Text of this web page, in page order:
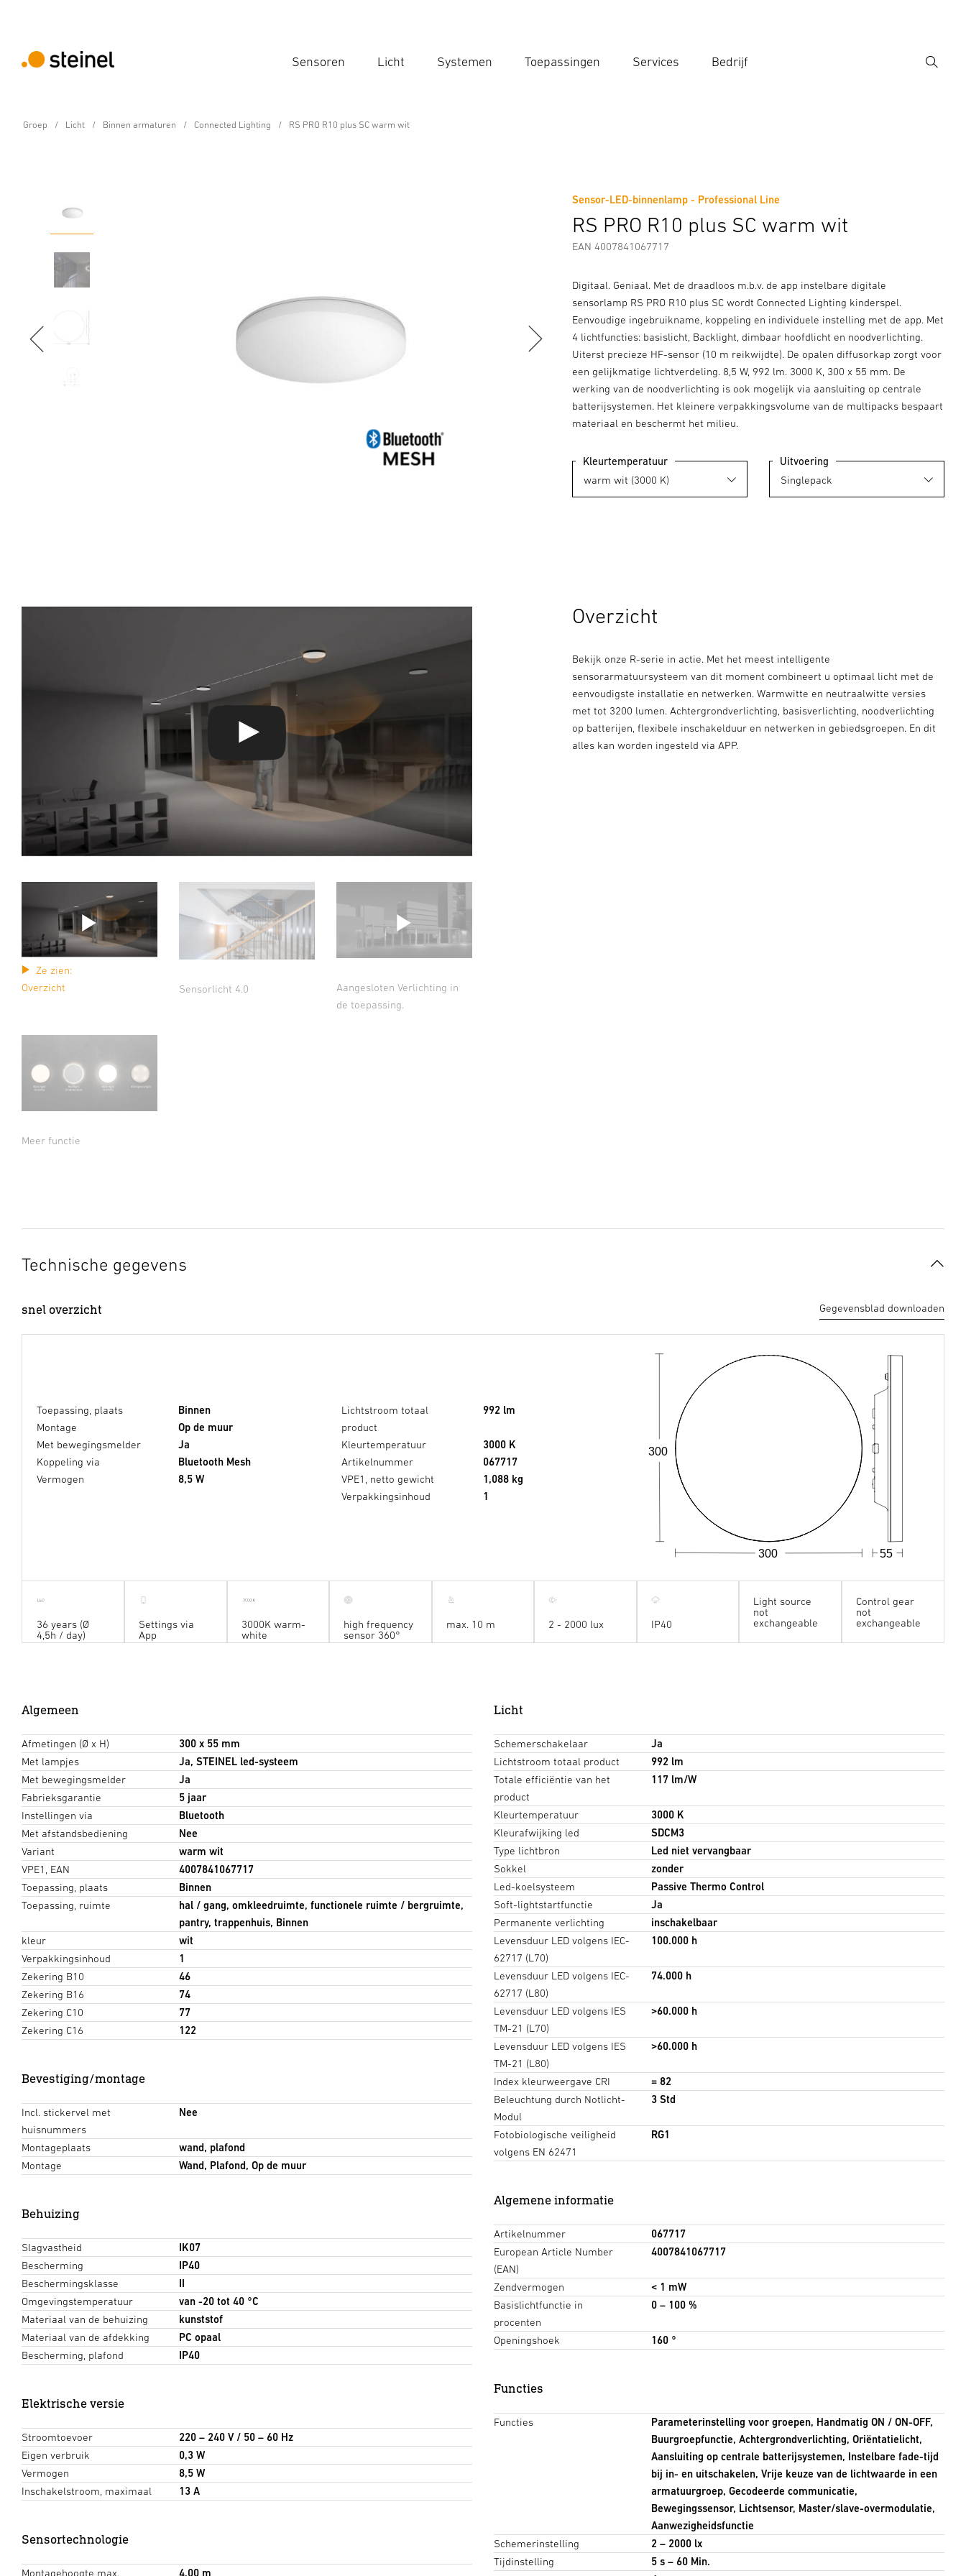
Sensoren Licht Systemen Toepassingen Services Bedrijf
Zoek
Groep Licht Binnen armaturen Connected Lighting RS PRO R10 plus SC warm wit
Sensor-LED-binnenlamp - Professional Line
RS PRO R10 plus SC warm wit
EAN 4007841067717
Digitaal. Geniaal. Met de draadloos m.b.v. de app instelbare digitale
sensorlamp RS PRO R10 plus SC wordt Connected Lighting kinderspel.
Eenvoudige ingebruikname, koppeling en individuele instelling met de app. Met
4 lichtfuncties: basislicht, Backlight, dimbaar hoofdlicht en noodverlichting.
Uiterst precieze HF-sensor (10 m reikwijdte). De opalen diffusorkap zorgt voor
een gelijkmatige lichtverdeling. 8,5 W, 992 lm. 3000 K, 300 x 55 mm. De
werking van de noodverlichting is ook mogelijk via aansluiting op centrale
batterijsystemen. Het kleinere verpakkingsvolume van de multipacks bespaart
materiaal en beschermt het milieu.
Kleurtemperatuur Uitvoering
Eigenschappen Veiligheids- en Waarschuwingsinstructies Fabrikantinformatie Toebehoren
Ze zien:
Overzicht
Sensorlicht 4.0
Aangesloten Verlichting in
de toepassing.
Meer functie
Overzicht
Bekijk onze R-serie in actie. Met het meest intelligente
sensorarmatuursysteem van dit moment combineert u optimaal licht met de
eenvoudigste installatie en netwerken. Warmwitte en neutraalwitte versies
met tot 3200 lumen. Achtergrondverlichting, basisverlichting, noodverlichting
op batterijen, flexibele inschakelduur en netwerken in gebiedsgroepen. En dit
alles kan worden ingesteld via APP.
Technische gegevens
snel overzicht Gegevensblad downloaden
Toepassing, plaats
Binnen
Montage
Op de muur
Met bewegingsmelder
Ja
Koppeling via
Bluetooth Mesh
Vermogen
8,5 W
Lichtstroom totaal
product
992 lm
Kleurtemperatuur
3000 K
Artikelnummer
067717
VPE1, netto gewicht
1,088 kg
Verpakkingsinhoud
1
55
300
300
36 years (Ø
4,5h / day)
Settings via
App
3000K warm-
white
high frequency
sensor 360°
max. 10 m 2 - 2000 lux IP40
Light source
not
exchangeable
Control gear
not
exchangeable
Algemeen
Afmetingen (Ø x H)
300 x 55 mm
Met lampjes
Ja, STEINEL led-systeem
Met bewegingsmelder
Ja
Fabrieksgarantie
5 jaar
Instellingen via
Bluetooth
Met afstandsbediening
Nee
Variant
warm wit
VPE1, EAN
4007841067717
Toepassing, plaats
Binnen
Toepassing, ruimte
hal / gang, omkleedruimte, functionele ruimte / bergruimte,
pantry, trappenhuis, Binnen
kleur
wit
Verpakkingsinhoud
1
Zekering B10
46
Zekering B16
74
Zekering C10
77
Zekering C16
122
Bevestiging/montage
Incl. stickervel met
huisnummers
Nee
Montageplaats
wand, plafond
Montage
Wand, Plafond, Op de muur
Behuizing
Slagvastheid
IK07
Bescherming
IP40
Beschermingsklasse
II
Omgevingstemperatuur
van -20 tot 40 °C
Materiaal van de behuizing
kunststof
Materiaal van de afdekking
PC opaal
Bescherming, plafond
IP40
Elektrische versie
Stroomtoevoer
220 – 240 V / 50 – 60 Hz
Eigen verbruik
0,3 W
Vermogen
8,5 W
Inschakelstroom, maximaal
13 A
Sensortechnologie
Montagehoogte max. 4,00 m
Licht
Schemerschakelaar
Ja
Lichtstroom totaal product
992 lm
Totale efficiëntie van het
product
117 lm/W
Kleurtemperatuur
3000 K
Kleurafwijking led
SDCM3
Type lichtbron
Led niet vervangbaar
Sokkel
zonder
Led-koelsysteem
Passive Thermo Control
Soft-lightstartfunctie
Ja
Permanente verlichting
inschakelbaar
Levensduur LED volgens IEC-
62717 (L70)
100.000 h
Levensduur LED volgens IEC-
62717 (L80)
74.000 h
Levensduur LED volgens IES
TM-21 (L70)
>60.000 h
Levensduur LED volgens IES
TM-21 (L80)
>60.000 h
Index kleurweergave CRI
= 82
Beleuchtung durch Notlicht-
Modul
3 Std
Fotobiologische veiligheid
volgens EN 62471
RG1
Algemene informatie
Artikelnummer
067717
European Article Number
(EAN)
4007841067717
Zendvermogen
< 1 mW
Basislichtfunctie in
procenten
0 – 100 %
Openingshoek 160 °
Functies
Functies
Parameterinstelling voor groepen, Handmatig ON / ON-OFF,
Buurgroepfunctie, Achtergrondverlichting, Oriëntatielicht,
Aansluiting op centrale batterijsystemen, Instelbare fade-tijd
bij in- en uitschakelen, Vrije keuze van de lichtwaarde in een
armatuurgroep, Gecodeerde communicatie,
Bewegingssensor, Lichtsensor, Master/slave-overmodulatie,
Aanwezigheidsfunctie
Schemerinstelling
2 – 2000 lx
Tijdinstelling
5 s – 60 Min.